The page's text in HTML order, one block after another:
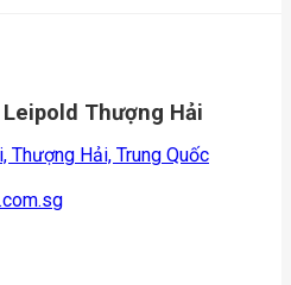
Thượng Hải
Hải, Trung Quốc